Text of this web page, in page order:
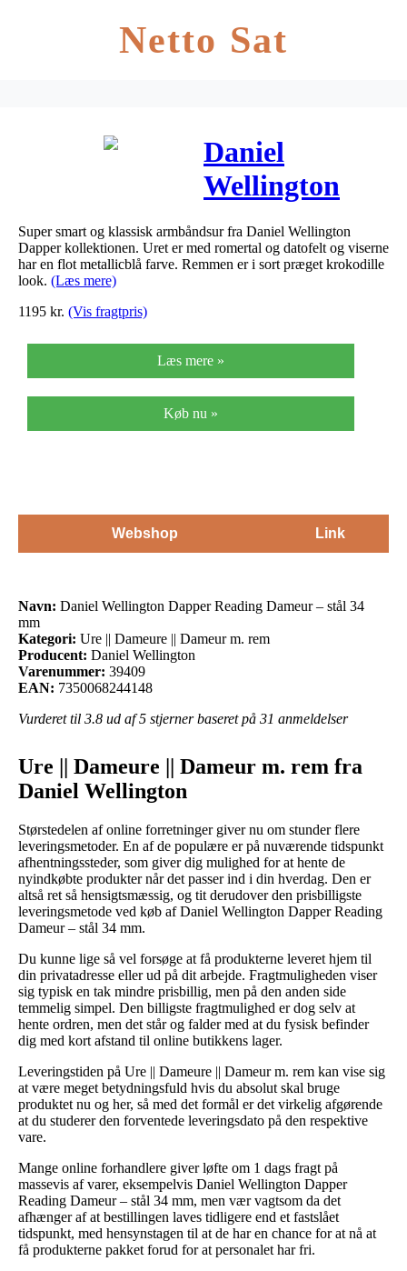
Netto Sat
Daniel
Wellington
Dapper
Reading
Super smart og klassisk armbåndsur fra Daniel Wellington
Dapper kollektionen. Uret er med romertal og datofelt og viserne
har en flot metallicblå farve. Remmen er i sort præget krokodille
look. (Læs mere)
1195 kr. (Vis fragtpris)
Læs mere »
Køb nu »
Webshop Link
Navn: Daniel Wellington Dapper Reading Dameur – stål 34
mm
Kategori: Ure || Dameure || Dameur m. rem
Producent: Daniel Wellington
Varenummer: 39409
EAN: 7350068244148
Vurderet til 3.8 ud af 5 stjerner baseret på 31 anmeldelser
Ure || Dameure || Dameur m. rem fra
Daniel Wellington
Størstedelen af online forretninger giver nu om stunder flere
leveringsmetoder. En af de populære er på nuværende tidspunkt
afhentningssteder, som giver dig mulighed for at hente de
nyindkøbte produkter når det passer ind i din hverdag. Den er
altså ret så hensigtsmæssig, og tit derudover den prisbilligste
leveringsmetode ved køb af Daniel Wellington Dapper Reading
Dameur – stål 34 mm.
Du kunne lige så vel forsøge at få produkterne leveret hjem til
din privatadresse eller ud på dit arbejde. Fragtmuligheden viser
sig typisk en tak mindre prisbillig, men på den anden side
temmelig simpel. Den billigste fragtmulighed er dog selv at
hente ordren, men det står og falder med at du fysisk befinder
dig med kort afstand til online butikkens lager.
Leveringstiden på Ure || Dameure || Dameur m. rem kan vise sig
at være meget betydningsfuld hvis du absolut skal bruge
produktet nu og her, så med det formål er det virkelig afgørende
at du studerer den forventede leveringsdato på den respektive
vare.
Mange online forhandlere giver løfte om 1 dags fragt på
massevis af varer, eksempelvis Daniel Wellington Dapper
Reading Dameur – stål 34 mm, men vær vagtsom da det
afhænger af at bestillingen laves tidligere end et fastslået
tidspunkt, med hensynstagen til at de har en chance for at nå at
få produkterne pakket forud for at personalet har fri.